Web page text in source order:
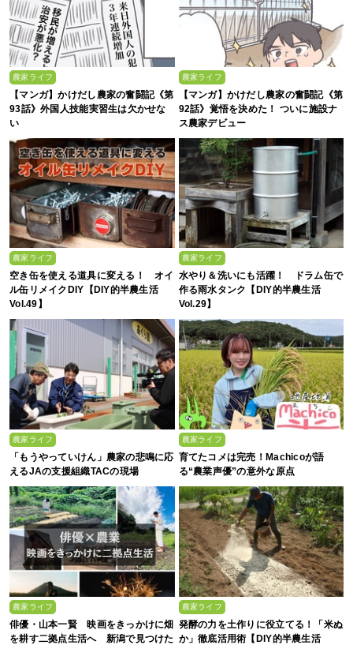
農家ライフ
【マンガ】かけだし農家の奮闘記《第
93話》外国人技能実習生は欠かせな
い
農家ライフ
【マンガ】かけだし農家の奮闘記《第
92話》覚悟を決めた！ ついに施設ナ
ス農家デビュー
農家ライフ
空き缶を使える道具に変える！ オイ
ル缶リメイクDIY【DIY的半農生活
Vol.49】
農家ライフ
水やり＆洗いにも活躍！ ドラム缶で
作る雨水タンク【DIY的半農生活
Vol.29】
農家ライフ
「もうやっていけん」農家の悲鳴に応
えるJAの支援組織TACの現場
農家ライフ
育てたコメは完売！Machicoが語
る“農業声優”の意外な原点
農家ライフ
俳優・山本一賢 映画をきっかけに畑
を耕す二拠点生活へ 新潟で見つけた
農家ライフ
発酵の力を土作りに役立てる！「米ぬ
か」徹底活用術【DIY的半農生活